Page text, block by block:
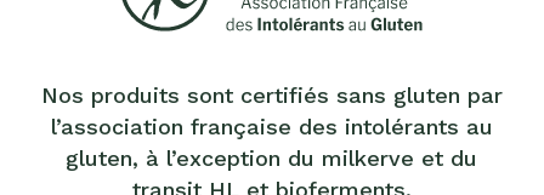
Nos produits sont certifiés sans gluten par
l’association française des intolérants au
gluten, à l’exception du milkerve et du